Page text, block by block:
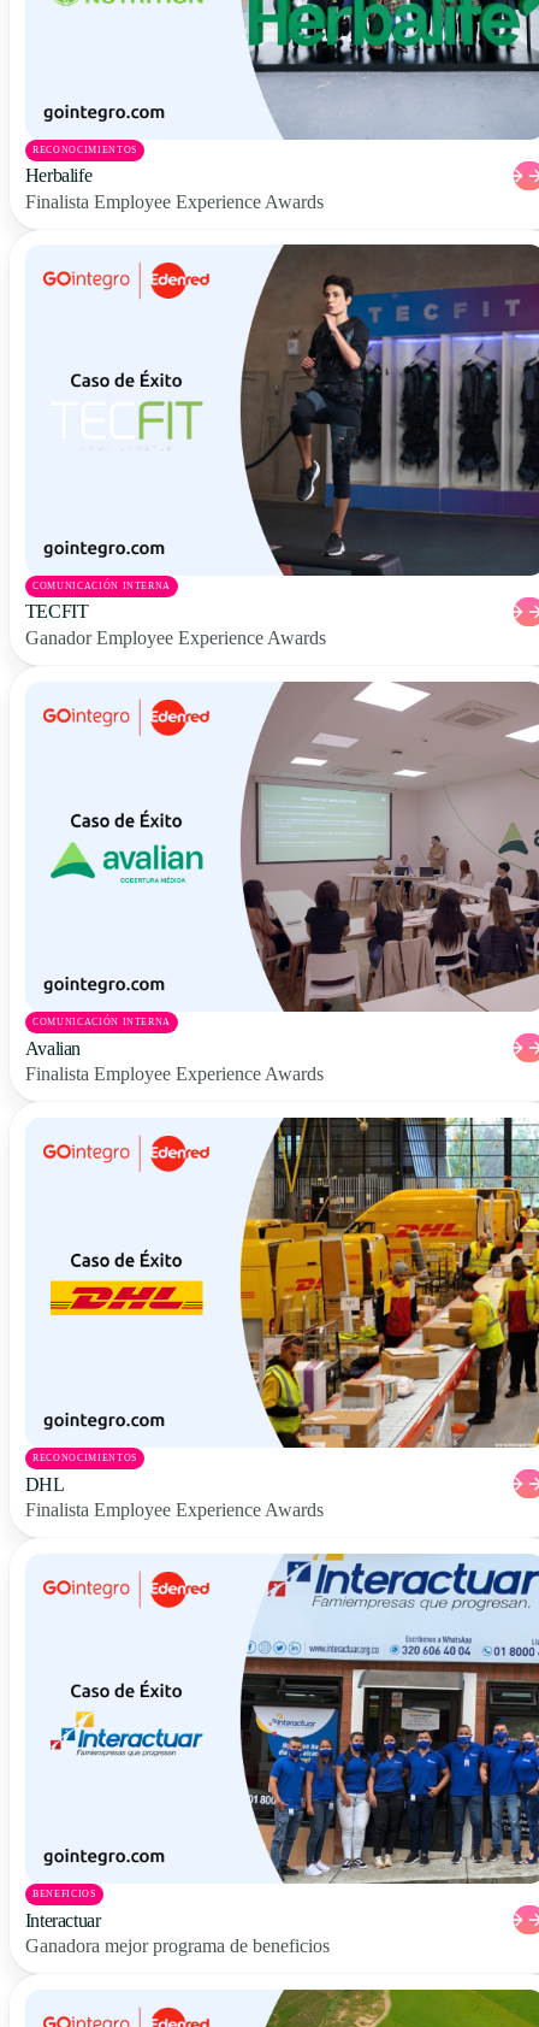
RECONOCIMIENTOS
Herbalife
Finalista Employee Experience Awards
COMUNICACIÓN INTERNA
TECFIT
Ganador Employee Experience Awards
COMUNICACIÓN INTERNA
Avalian
Finalista Employee Experience Awards
RECONOCIMIENTOS
DHL
Finalista Employee Experience Awards
BENEFICIOS
Interactuar
Ganadora mejor programa de beneficios